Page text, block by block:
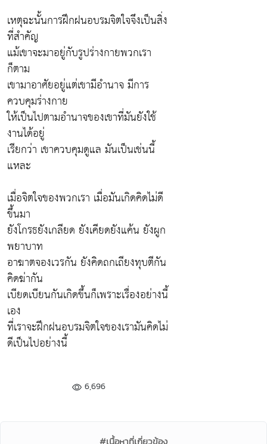
เหตุฉะนั้นการฝึกฝนอบรมจิตใจจึงเป็นสิ่ง
ที่สำคัญ
แม้เขาจะมาอยู่กับรูปร่างกายพวกเรา
ก็ตาม
เขามาอาศัยอยู่แต่เขามีอำนาจ มีการ
ควบคุมร่างกาย
ให้เป็นไปตามอำนาจของเขาที่มันยังใช้
งานได้อยู่
เรียกว่า เขาควบคุมดูแล มันเป็นเช่นนี้
แหละ
เมื่อจิตใจของพวกเรา เมื่อมันเกิดคิดไม่ดี
ขึ้นมา
ยังโกรธยังเกลียด ยังเคียดยังแค้น ยังผูก
พยาบาท
อาฆาตจองเวรกัน ยังคิดถกเถียงทุบตีกัน
คิดฆ่ากัน
เบียดเบียนกันเกิดขึ้นก็เพราะเรื่องอย่างนี้
เอง
ที่เราจะฝึกฝนอบรมจิตใจของเรามันคิดไม่
ดีเป็นไปอย่างนี้
6,696
#เนื้อหาที่เกี่ยวข้อง